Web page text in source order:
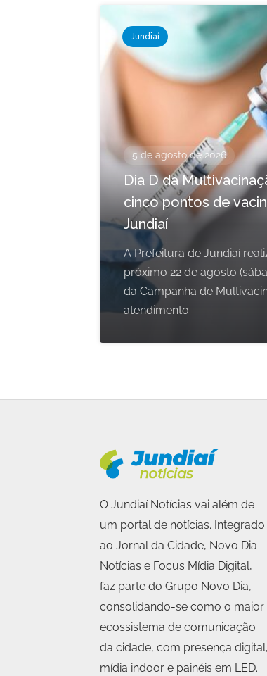
Jundiaí
5 de agosto de 2026
Dia D da
cinco pontos de
Jundiaí
A Prefeitura de Jundiaí
próximo 22 de agosto
da Campanha de
atendimento
O Jundiaí Notícias vai além de
um portal de notícias. Integrado
ao Jornal da Cidade, Novo Dia
Notícias e Focus Mídia Digital,
faz parte do Grupo Novo Dia,
consolidando-se como o maior
ecossistema de comunicação
da cidade, com presença digital,
mídia indoor e painéis em LED.